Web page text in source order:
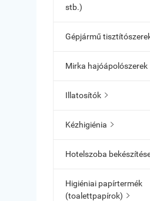
stb.)
Gépjármű
Mirka hajóápolószerek
Illatosítók 
Kézhigiénia 
Hotelszoba
Higiéniai papírtermék
(toalettpapírok) 